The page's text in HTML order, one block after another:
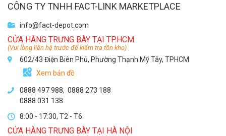
Giày kiểu dáng trẻ trung hợp với sinh viên xây dựng như mình. Giá
cả cũng rất tốt. Sẽ giới thiệu cho bạn bè.
TheoTrọng
8 năm trước
Giày bảo hộ nhưng kiểu dáng thể thao rất đẹp, mình mua cho đứa
TheoKhoa Tran
Toi luon su dung san pham cua Safety Jogger, chat luong tot, gia
ca hop ly, dac biet dong Raptor nay co thiet ke giong giay the
CÔNG TY TNHH FACT-LINK MARKETPLACE
info@fact-depot.com
CỬA HÀNG TRƯNG BÀY TẠI TP.HCM
(Vui lòng liên hệ trước để kiểm tra tồn kho)
602/43 Điện Biên Phủ, Phường Thạnh Mỹ Tây, TPHCM
Xem bản đồ
0888 497 988, 0888 273 188
0888 031 138
8:00 - 17:30, T2 - T6
CỬA HÀNG TRƯNG BÀY TẠI HÀ NỘI